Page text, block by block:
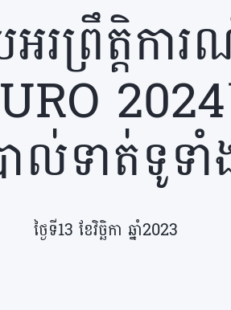
ព្រឹត្តិកា
ាល់ទាត់ទូ
ថ្ងៃទី13 ខែវិច្ឆិកា ឆ្នាំ2023